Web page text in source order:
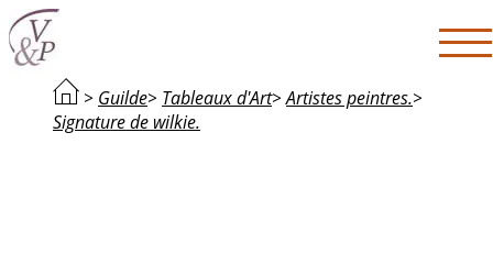
> Guilde> Tableaux d'Art>Artistes peintres.>
Signature de wilkie.